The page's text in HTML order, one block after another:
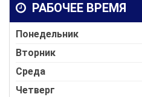
РАБОЧЕЕ ВРЕМЯ
Понедельник
Вторник
Среда
Четверг